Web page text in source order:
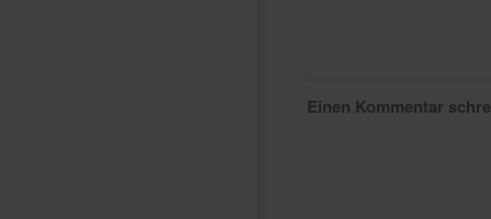
Einen Kommentar